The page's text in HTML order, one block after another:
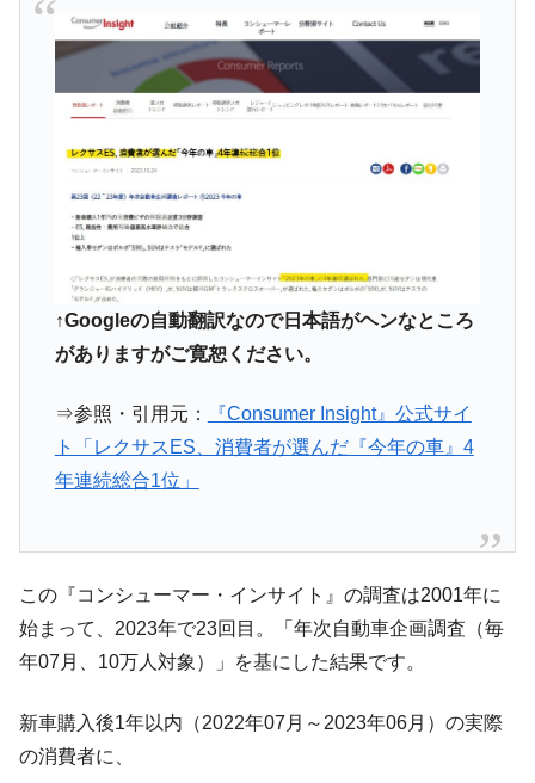
『Money1』
に韓国がいっちょがみしたのでは。
『Money1』
韓国政府『BYD』車への補助金を全廃 ⇒ 実
は韓国で『BYD』車は売れている。6カ月で対前年同期比
『Money1』
在韓米国大使スティールが着韓！⇒ さっそ
く空港に詰めかけ「出て行け！」「極右勢力」のプラカー
ドを掲げる「在韓反米勢力」
ータセンター整備」⇒ だから無理だってば。
『Money1』
JPモルガン「韓国レバレッジETFの清算は
ほぼ終わった」
発。
『Money1』
韓国政府「ニセＫ-ブランドを通報しようキ
ャンペーン」⇒ あの名物教授も登場！
ぎ」では。
『Money1』
韓国鉄鋼最大手『POSCO』ズブズブ沈む。
営業利益80.2％も減少
『Money1』
米国下院「韓国の公務員個人をターゲット
する差別。許してはおかぬ
『Money1』
↑Googleの自動翻訳なので日本語がヘンなところ
がありますがご寛恕ください。
⇒参照・引用元：
『Consumer Insight』公式サイ
ト「レクサスES、消費者が選んだ『今年の車』4
年連続総合1位」
この『コンシューマー・インサイト』の調査は2001年に
始まって、2023年で23回目。「年次自動車企画調査（毎
年07月、10万人対象）」を基にした結果です。
新車購入後1年以内（2022年07月～2023年06月）の実際
の消費者に、